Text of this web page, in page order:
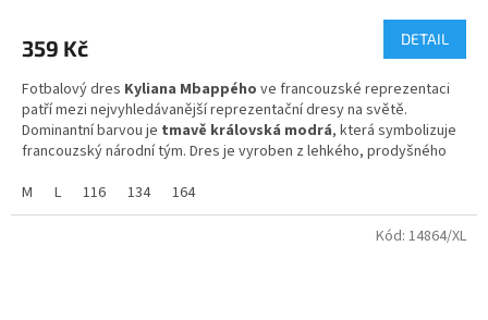
je
z
5
hvězdiček.
359 Kč DETAIL
Fotbalový dres Kyliana Mbappého ve francouzské reprezentaci
patří mezi nejvyhledávanější reprezentační dresy na světě.
Dominantní barvou je tmavě královská modrá, která symbolizuje
francouzský národní tým. Dres je vyroben z lehkého, prodyšného
maximální komfort při sportu i běžném nošení.
M L 116 134 164
Kód: 14864/XL